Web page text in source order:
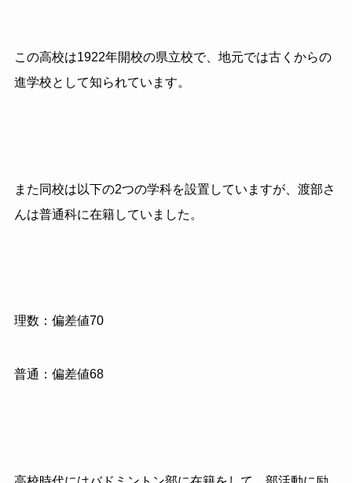
この高校は1922年開校の県立校で、地元では古くからの
進学校として知られています。
また同校は以下の2つの学科を設置していますが、渡部さ
んは普通科に在籍していました。
理数：偏差値70
普通：偏差値68